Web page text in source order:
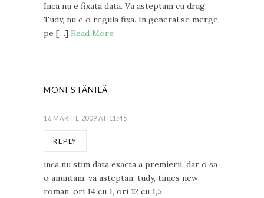
Inca nu e fixata data. Va asteptam cu drag.
Tudy, nu e o regula fixa. In general se merge
pe […] Read More
MONI STĂNILĂ
16 MARTIE 2009 AT 11:45
REPLY
inca nu stim data exacta a premierii, dar o sa
o anuntam. va asteptan. tudy, times new
roman, ori 14 cu 1, ori 12 cu 1,5